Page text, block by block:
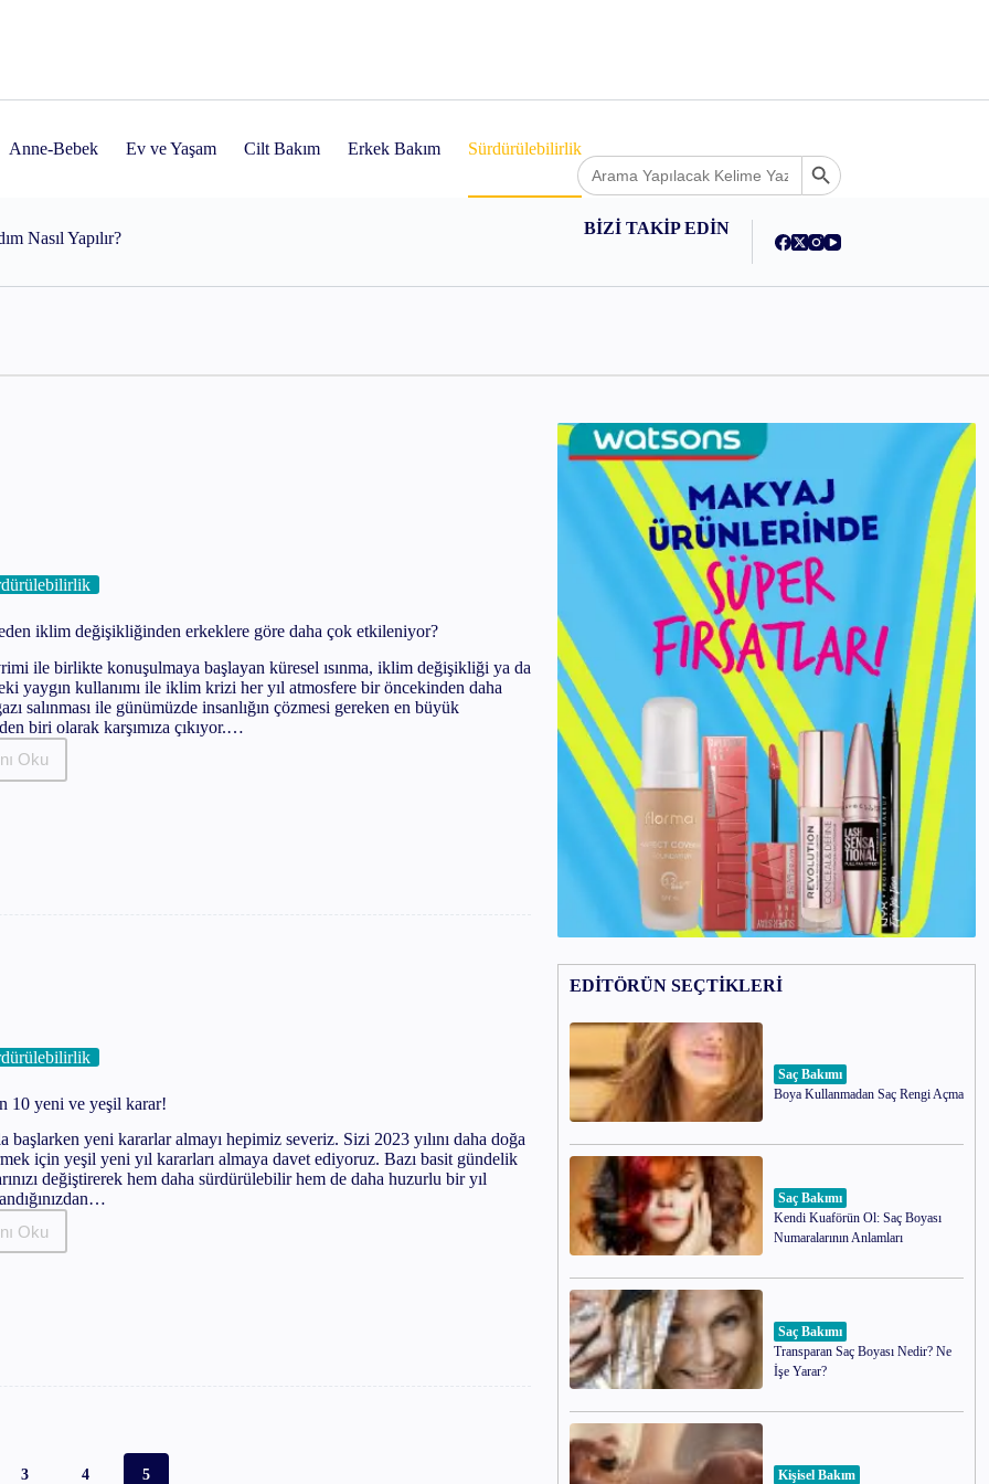
Anne-Bebek Ev ve Yaşam Cilt Bakım Erkek Bakım Sürdürülebilirlik
Search
for:
Search Button
Nasıl Yapılır?
Nasıl Yapılır?
BİZİ TAKİP EDİN
iklim değişikliğinden erkeklere göre daha çok etkileniyor?
ile birlikte konuşulmaya başlayan küresel ısınma, iklim değişikliği ya da
yaygın kullanımı ile iklim krizi her yıl atmosfere bir öncekinden daha
salınması ile günümüzde insanlığın çözmesi gereken en büyük
biri olarak karşımıza çıkıyor.…
Oku
10 yeni ve yeşil karar!
başlarken yeni kararlar almayı hepimiz severiz. Sizi 2023 yılını daha doğa
için yeşil yeni yıl kararları almaya davet ediyoruz. Bazı basit gündelik
değiştirerek hem daha sürdürülebilir hem de daha huzurlu bir yıl
Oku
3 4 5
EDİTÖRÜN SEÇTİKLERİ
Saç Bakımı
Boya Kullanmadan Saç Rengi Açma
Saç Bakımı
Kendi Kuaförün Ol: Saç Boyası
Numaralarının Anlamları
Saç Bakımı
Transparan Saç Boyası Nedir? Ne
İşe Yarar?
Kişisel Bakım